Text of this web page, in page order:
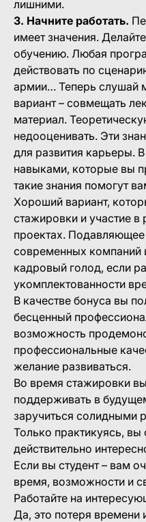
лишними.
3. Начните работать.
имеет значения.
обучению. Любая
действовать по
армии… Теперь слушай
вариант – совмещать
материал.
недооценивать. Эти
для развития карьеры.
навыками, которые вы
такие знания помогут
Хороший вариант,
стажировки и участие
проектах.
современных компаний
кадровый голод, если
укомплектованности
В качестве бонуса вы
бесценный
возможность
профессиональные
желание развиваться.
Во время стажировки
поддерживать в
заручиться солидными
Только практикуясь,
действительно
Если вы студент – вам
время, возможности и
Работайте на
Да, это потеря времени